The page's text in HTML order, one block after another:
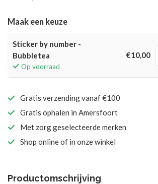
Maak een keuze
Sticker by number -
Bubbletea
Op voorraad
€10,00
Gratis verzending vanaf €100
Gratis ophalen in Amersfoort
Met zorg geselecteerde merken
Shop online of in onze winkel
Productomschrijving